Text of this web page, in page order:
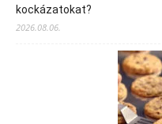
kockázatokat?
2026.08.06.